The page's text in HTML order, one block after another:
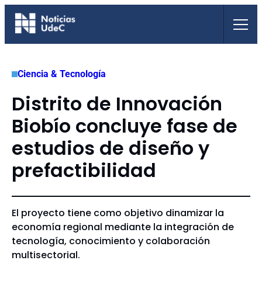
Saltar
Ciencia & Tecnología
Distrito de Innovación
Biobío concluye fase de
estudios de diseño y
prefactibilidad
El proyecto tiene como objetivo dinamizar la
economía regional mediante la integración de
tecnología, conocimiento y colaboración
multisectorial.